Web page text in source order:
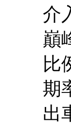
介
巔
比
期
出